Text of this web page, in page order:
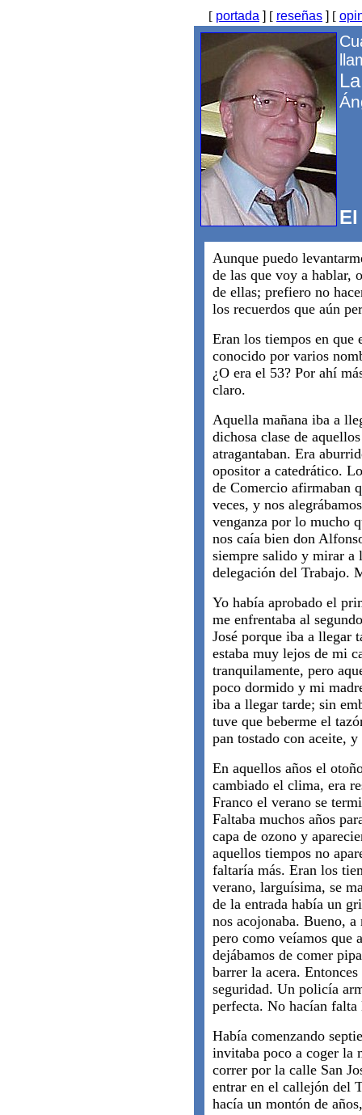
[ portada ] [ reseñas ] [
Aunque puedo
de las que voy a hablar,
de ellas; prefiero no
los recuerdos que aún
Eran los tiempos en que
conocido por varios
¿O era el 53? Por ahí
claro.
Aquella mañana iba a
dichosa clase de
atragantaban. Era
opositor a catedrático.
de Comercio afirmaban
veces, y nos
venganza por lo mucho
nos caía bien don
siempre salido y mirar a
delegación del Trabajo.
Yo había aprobado el
me enfrentaba al
José porque iba a llegar
estaba muy lejos de mi
tranquilamente, pero
poco dormido y mi
iba a llegar tarde; sin
tuve que beberme el
pan tostado con aceite,
En aquellos años el
cambiado el clima, era
Franco el verano se
Faltaba muchos años
capa de ozono y
aquellos tiempos no
faltaría más. Eran los
verano, larguísima, se
de la entrada había un
nos acojonaba. Bueno,
pero como veíamos que
dejábamos de comer
barrer la acera.
seguridad. Un policía
perfecta. No hacían
Había comenzando
invitaba poco a coger la
correr por la calle San
entrar en el callejón del
hacía un montón de